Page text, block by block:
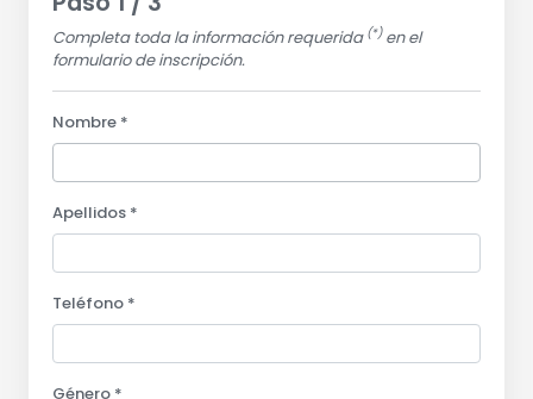
Completa toda la información requerida (*)en el
formulario de inscripción.
Nombre *
Apellidos *
Teléfono *
Género *